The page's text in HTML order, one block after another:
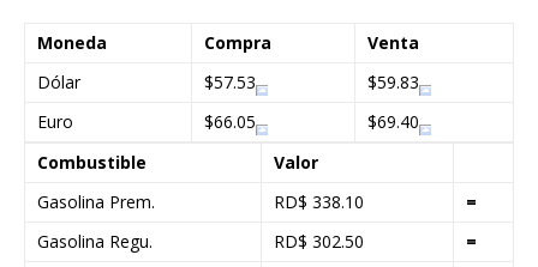
Moneda Compra
Venta
Dólar
$57.53
$59.83
Euro
$66.05
$69.40
Combustible
Valor
Gasolina Prem.
RD$ 338.10
=
Gasolina Regu.
RD$ 302.50
=